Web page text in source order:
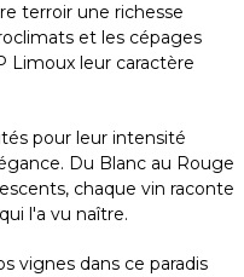
terroir une richesse
et les cépages
Limoux leur caractère
pour leur intensité
Du Blanc au Rouge
chaque vin raconte
l'a vu naître.
vignes dans ce paradis